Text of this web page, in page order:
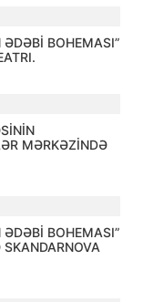
ƏDƏBİ BOHEMASI”
MƏRKƏZİNDƏ
ƏDƏBİ BOHEMASI”